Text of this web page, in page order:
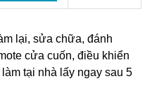
lại, sửa chữa, đánh
cửa cuốn, điều khiển
làm tại nhà lấy ngay sau 5